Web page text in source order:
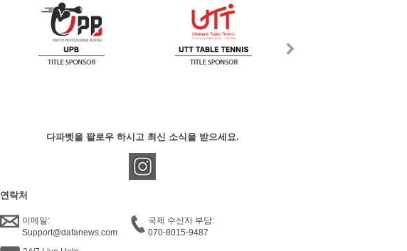
다파벳을 팔로우 하시고 최신 소식을 받으세요.
연락처
이메일:
Support@dafanews.com
국제 수신자 부담:
070-8015-9487